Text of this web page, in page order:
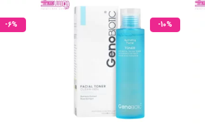
-10%
-6%